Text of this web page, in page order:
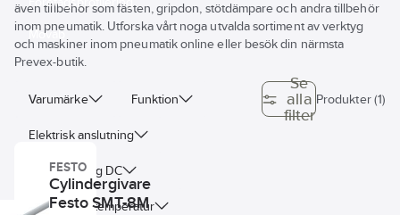
Movab
även tillbehör som fästen, gripdon, stötdämpare och andra tillbehör
inom pneumatik. Utforska vårt noga utvalda sortiment av verktyg
och maskiner inom pneumatik online eller besök din närmsta
Prevex-butik.
Varumärke Funktion
Elektrisk anslutning
Driftspänning DC
Omgivningstemperatur
Se
alla
filter
Produkter (1)
FESTO
Cylindergivare
Festo SMT-8M